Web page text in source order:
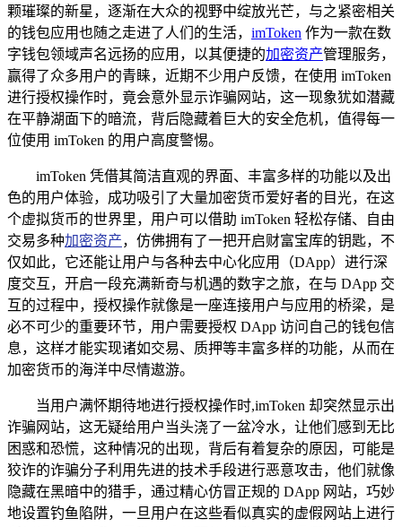
颗璀璨的新星，逐渐在大众的视野中绽放光芒，与之紧密相关
的钱包应用也随之走进了人们的生活， imToken 作为一款在数
字钱包领域声名远扬的应用，以其便捷的加密资产管理服务，
赢得了众多用户的青睐，近期不少用户反馈，在使用 imToken
进行授权操作时，竟会意外显示诈骗网站，这一现象犹如潜藏
在平静湖面下的暗流，背后隐藏着巨大的安全危机，值得每一
位使用 imToken 的用户高度警惕。
imToken 凭借其简洁直观的界面、丰富多样的功能以及出
色的用户体验，成功吸引了大量加密货币爱好者的目光，在这
个虚拟货币的世界里，用户可以借助 imToken 轻松存储、自由
交易多种加密资产，仿佛拥有了一把开启财富宝库的钥匙，不
仅如此，它还能让用户与各种去中心化应用（DApp）进行深
度交互，开启一段充满新奇与机遇的数字之旅，在与 DApp 交
互的过程中，授权操作就像是一座连接用户与应用的桥梁，是
必不可少的重要环节，用户需要授权 DApp 访问自己的钱包信
息，这样才能实现诸如交易、质押等丰富多样的功能，从而在
加密货币的海洋中尽情遨游。
当用户满怀期待地进行授权操作时,imToken 却突然显示出
诈骗网站，这无疑给用户当头浇了一盆冷水，让他们感到无比
困惑和恐慌，这种情况的出现，背后有着复杂的原因，可能是
狡诈的诈骗分子利用先进的技术手段进行恶意攻击，他们就像
隐藏在黑暗中的猎手，通过精心仿冒正规的 DApp 网站，巧妙
地设置钓鱼陷阱，一旦用户在这些看似真实的虚假网站上进行